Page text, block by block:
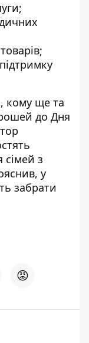
кому ще та
до Дня
з
у
забрати
😡